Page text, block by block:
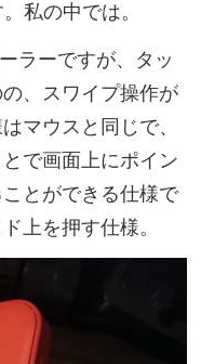
私の中では。
ラーですが、タッ
、スワイプ操作が
マウスと同じで、
で画面上にポイン
とができる仕様で
上を押す仕様。